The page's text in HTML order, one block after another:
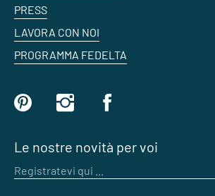
PRESS
LAVORA CON NOI
PROGRAMMA FEDELTA
Le nostre novità per voi
Registratevi qui ...